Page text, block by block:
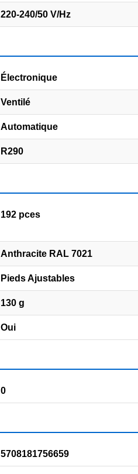
220-240/50 V/Hz
Électronique
Ventilé
Automatique
R290
192 pces
Anthracite RAL 7021
Pieds Ajustables
130 g
Oui
0
5708181756659